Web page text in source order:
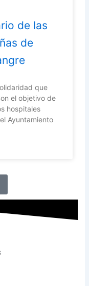
de las
de
que
el objetivo de
hospitales
Ayuntamiento